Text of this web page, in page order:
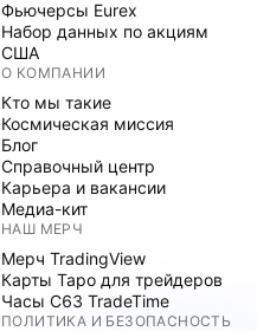
Фьючерсы Eurex
Набор данных по акциям
США
О КОМПАНИИ
Кто мы такие
Космическая миссия
Блог
Справочный центр
Карьера и вакансии
Медиа-кит
НАШ МЕРЧ
Мерч TradingView
Карты Таро для трейдеров
Часы C63 TradeTime
ПОЛИТИКА И БЕЗОПАСНОСТЬ